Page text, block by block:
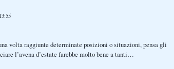
volta raggiunte determinate posizioni o situazioni, pensa gli
l’avena d’estate farebbe molto bene a tanti…